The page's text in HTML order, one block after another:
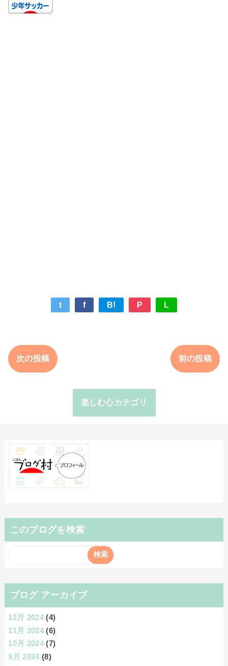
t f B! P L
次の投稿 前の投稿
楽しむ心カテゴリ
このブログを検索
ブログ アーカイブ
12月 2024 (4)
11月 2024 (6)
10月 2024 (7)
9月 2024 (8)